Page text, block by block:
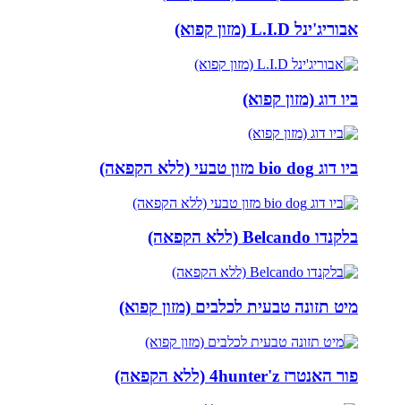
אבוריג'ינל L.I.D (מזון קפוא)
ביו דוג (מזון קפוא)
ביו דוג bio dog מזון טבעי (ללא הקפאה)
בלקנדו Belcando (ללא הקפאה)
מיט תזונה טבעית לכלבים (מזון קפוא)
פור האנטרז 4hunter'z (ללא הקפאה)